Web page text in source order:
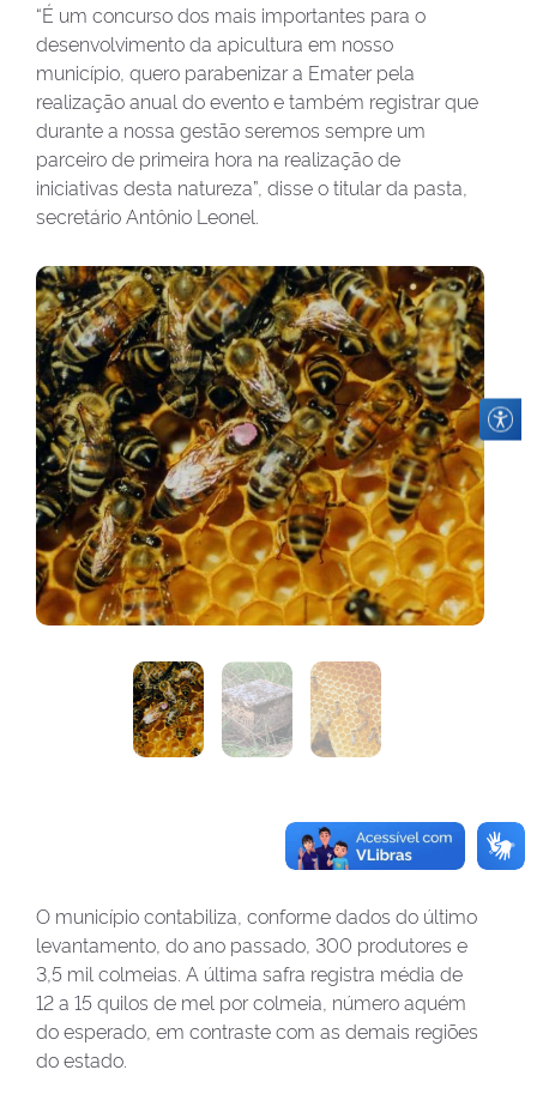
“É um concurso dos mais importantes para o
desenvolvimento da apicultura em nosso
município, quero parabenizar a Emater pela
realização anual do evento e também registrar que
durante a nossa gestão seremos sempre um
parceiro de primeira hora na realização de
iniciativas desta natureza”, disse o titular da pasta,
secretário Antônio Leonel.
O município contabiliza, conforme dados do último
levantamento, do ano passado, 300 produtores e
3,5 mil colmeias. A última safra registra média de
12 a 15 quilos de mel por colmeia, número aquém
do esperado, em contraste com as demais regiões
do estado.